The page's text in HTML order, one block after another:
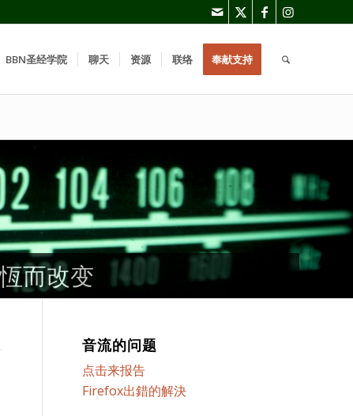
BBN圣经学院 聊天 资源 联络 奉献支持
而改变
而改变
而改变
音流的问题
点击来报告
Firefox出錯的解決